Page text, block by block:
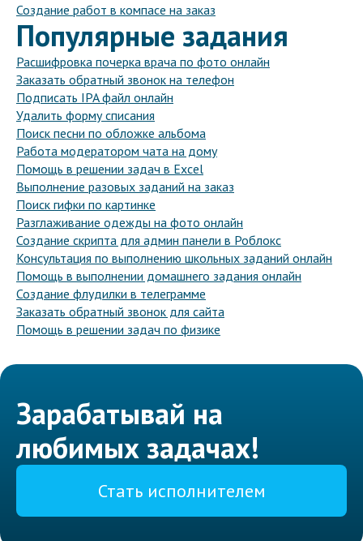
Создание работ в компасе на заказ
Популярные задания
Расшифровка почерка врача по фото онлайн
Заказать обратный звонок на телефон
Подписать IPA файл онлайн
Удалить форму списания
Поиск песни по обложке альбома
Работа модератором чата на дому
Помощь в решении задач в Excel
Выполнение разовых заданий на заказ
Поиск гифки по картинке
Разглаживание одежды на фото онлайн
Создание скрипта для админ панели в Роблокс
Консультация по выполнению школьных заданий онлайн
Помощь в выполнении домашнего задания онлайн
Создание флудилки в телеграмме
Заказать обратный звонок для сайта
Помощь в решении задач по физике
Зарабатывай на
любимых задачах!
Стать исполнителем